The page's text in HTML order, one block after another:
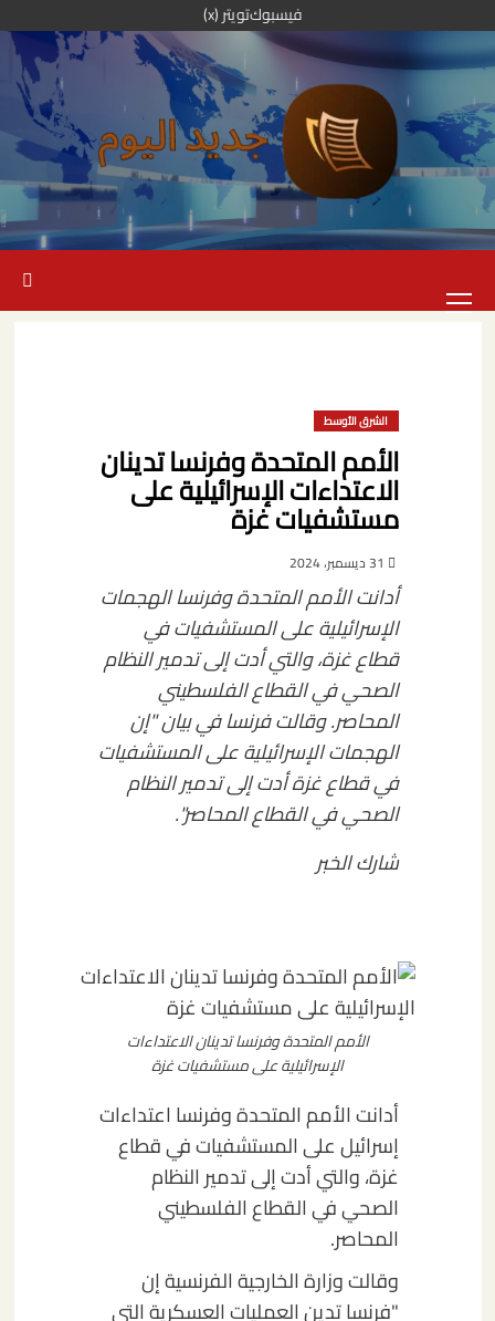
إلى
المحتوى
فيسبوكتويتر (x)
الرئيسية
الشرق الأوسط
الأمم المتحدة وفرنسا تدينان
الاعتداءات الإسرائيلية على
مستشفيات غزة
31 ديسمبر، 2024
أدانت الأمم المتحدة وفرنسا الهجمات
الإسرائيلية على المستشفيات في
قطاع غزة، والتي أدت إلى تدمير النظام
الصحي في القطاع الفلسطيني
المحاصر. وقالت فرنسا في بيان "إن
الهجمات الإسرائيلية على المستشفيات
في قطاع غزة أدت إلى تدمير النظام
الصحي في القطاع المحاصر".
شارك الخبر
الأمم المتحدة وفرنسا تدينان الاعتداءات
الإسرائيلية على مستشفيات غزة
أدانت الأمم المتحدة وفرنسا اعتداءات
إسرائيل على المستشفيات في قطاع
غزة، والتي أدت إلى تدمير النظام
الصحي في القطاع الفلسطيني
المحاصر.
وقالت وزارة الخارجية الفرنسية إن
"فرنسا تدين العمليات العسكرية التي